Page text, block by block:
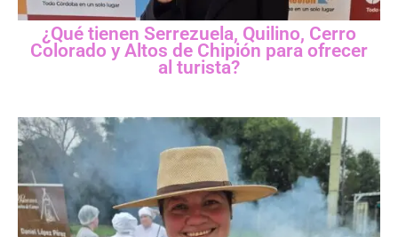
¿Qué tienen Serrezuela, Quilino, Cerro
Colorado y Altos de Chipión para ofrecer
al turista?